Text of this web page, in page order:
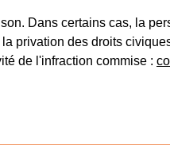
Dans certains cas, la
privation des droits
de l'infraction commise :